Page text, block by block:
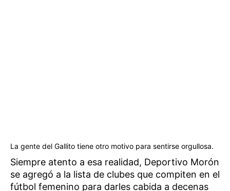
La gente del Gallito tiene otro motivo para sentirse orgullosa.
Siempre atento a esa realidad, Deportivo Morón
se agregó a la lista de clubes que compiten en el
fútbol femenino para darles cabida a decenas